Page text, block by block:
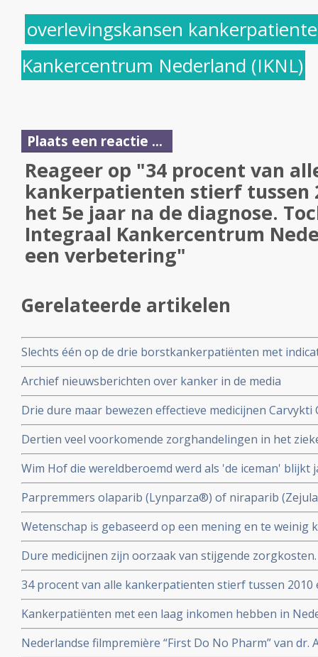
overlevingskansen
Kankercentrum Nederland (IKNL)
Plaats een reactie ...
Reageer op "34 procent van
kankerpatienten stierf tussen
het 5e jaar na de diagnose.
Integraal Kankercentrum
een verbetering"
Gerelateerde artikelen
Slechts één op de drie borstkankerpatiënten met
genprofieltest die onnodige chemotherapie kan
Archief nieuwsberichten over kanker in de media
Drie dure maar bewezen effectieve medicijnen
Enhertu Trastuzumab Deruxtecan en Xenpozyme
uit het basispakket omdat ze te duur zijn
Dertien veel voorkomende zorghandelingen in het
uit de richtlijnen omdat de effectiviteit niet bewezen is.
Wim Hof die wereldberoemd werd als 'de iceman' blijkt
geterroriseerd te hebben en wordt beschuldigd door
huiselijk geweld
Parpremmers olaparib (Lynparza®) of niraparib
borstkanker worden gedeeltelijk uit basisverzekering
Nederland
Wetenschap is gebaseerd op een mening en te weinig
collega's n.a.v. 30 diepte interviews met hoogleraren,
postdocs, assistenten in opleiding (PhD’ers) en
Dure medicijnen zijn oorzaak van stijgende
opsporingstechnieken zorgt voor meer
IKNL en RIVM
34 procent van alle kankerpatienten stierf tussen 2010
diagnose. Toch spreekt Integraal Kankercentrum
verbetering
Kankerpatiënten met een laag inkomen hebben in
aan de ziekte te overlijden dan welvarende patiënten.
het Integraal Kankercentrum Nederland
Nederlandse filmpremière “First Do No Pharm” van